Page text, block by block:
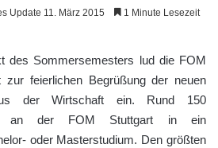
Update 11. März 2015 1 Minute Lesezeit
des Sommersemesters lud die FOM
zur feierlichen Begrüßung der neuen
der Wirtschaft ein. Rund 150
an der FOM Stuttgart in ein
oder Masterstudium. Den größten